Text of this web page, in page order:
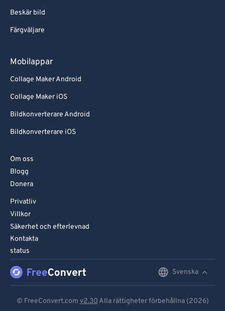
Beskär bild
Färgväljare
Mobilappar
Collage Maker Android
Collage Maker iOS
Bildkonverterare Android
Bildkonverterare iOS
Om oss
Blogg
Donera
Privatliv
Villkor
Säkerhet och efterlevnad
Kontakta
status
Svenska
© FreeConvert.com v2.30 Alla rättigheter förbehållna (2026)